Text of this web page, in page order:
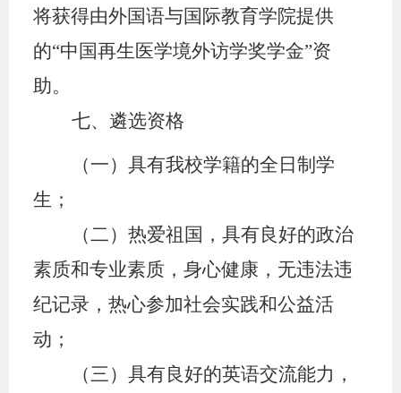
将获得由外国语与国际教育学院提供
的“中国再生医学境外访学奖学金”资
助。
七、 遴选资格
（一）具有我校学籍的全日制学
生；
（二）热爱祖国，具有良好的政治
素质和专业素质，身心健康，无违法违
纪记录，热心参加社会实践和公益活
动；
（三）具有良好的英语交流能力，